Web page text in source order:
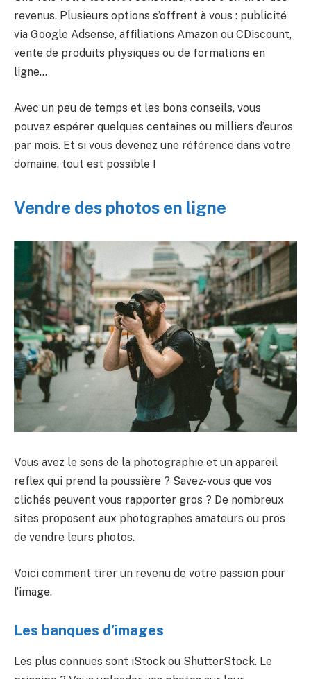
revenus. Plusieurs options s’offrent à vous : publicité
via Google Adsense, affiliations Amazon ou CDiscount,
vente de produits physiques ou de formations en
ligne…
Avec un peu de temps et les bons conseils, vous
pouvez espérer quelques centaines ou milliers d’euros
par mois. Et si vous devenez une référence dans votre
domaine, tout est possible !
Vendre des photos en ligne
Vous avez le sens de la photographie et un appareil
reflex qui prend la poussière ? Savez-vous que vos
clichés peuvent vous rapporter gros ? De nombreux
sites proposent aux photographes amateurs ou pros
de vendre leurs photos.
Voici comment tirer un revenu de votre passion pour
l’image.
Les banques d’images
Les plus connues sont iStock ou ShutterStock. Le